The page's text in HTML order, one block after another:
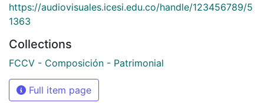
https://audiovisuales.icesi.edu.co/handle/123456789/5
1363
Collections
FCCV - Composición - Patrimonial
Full item page